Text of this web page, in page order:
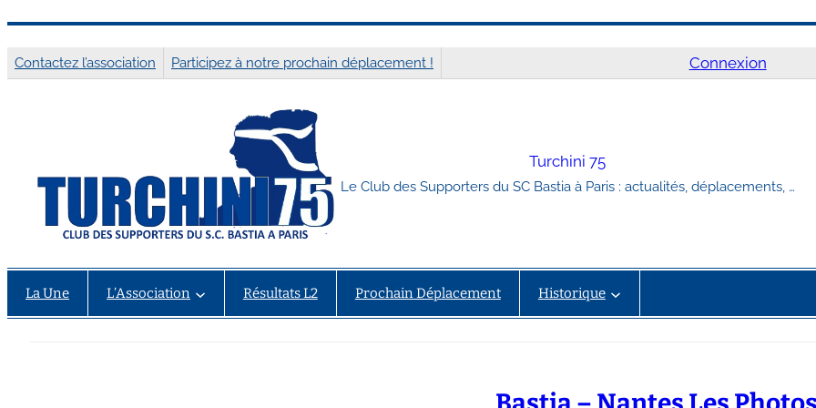
au
Contactez l’association Participez à notre prochain déplacement ! Connexion
Turchini 75
Le Club des Supporters du SC Bastia à Paris : actualités, déplacements, …
La Une L’Association Résultats L2 Prochain Déplacement Historique